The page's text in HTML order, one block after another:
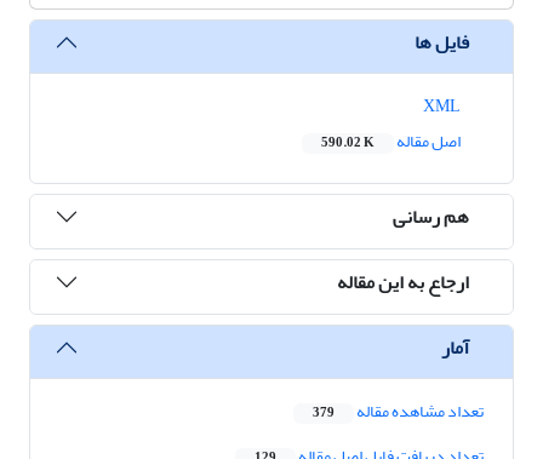
فایل ها
اصل مقاله
590.02 K
هم رسانی
ارجاع به این مقاله
آمار
تعداد مشاهده مقاله 379